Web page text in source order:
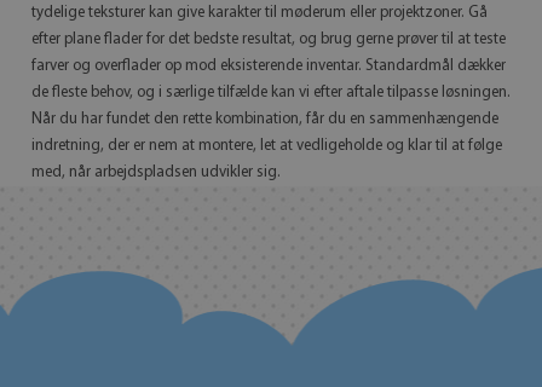
tydelige teksturer kan give karakter til møderum eller projektzoner. Gå
efter plane flader for det bedste resultat, og brug gerne prøver til at teste
farver og overflader op mod eksisterende inventar. Standardmål dækker
de fleste behov, og i særlige tilfælde kan vi efter aftale tilpasse løsningen.
Når du har fundet den rette kombination, får du en sammenhængende
indretning, der er nem at montere, let at vedligeholde og klar til at følge
med, når arbejdspladsen udvikler sig.